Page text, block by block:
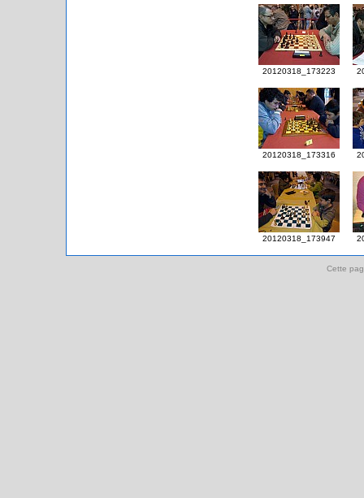
20120318_173223
20120318_173316
20120318_173947
Cette